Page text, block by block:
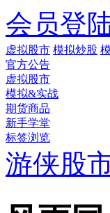
会员登
虚拟股市 模拟炒股
官方公告
虚拟股市
模拟&实战
期货商品
新手学堂
标签浏览
游侠股